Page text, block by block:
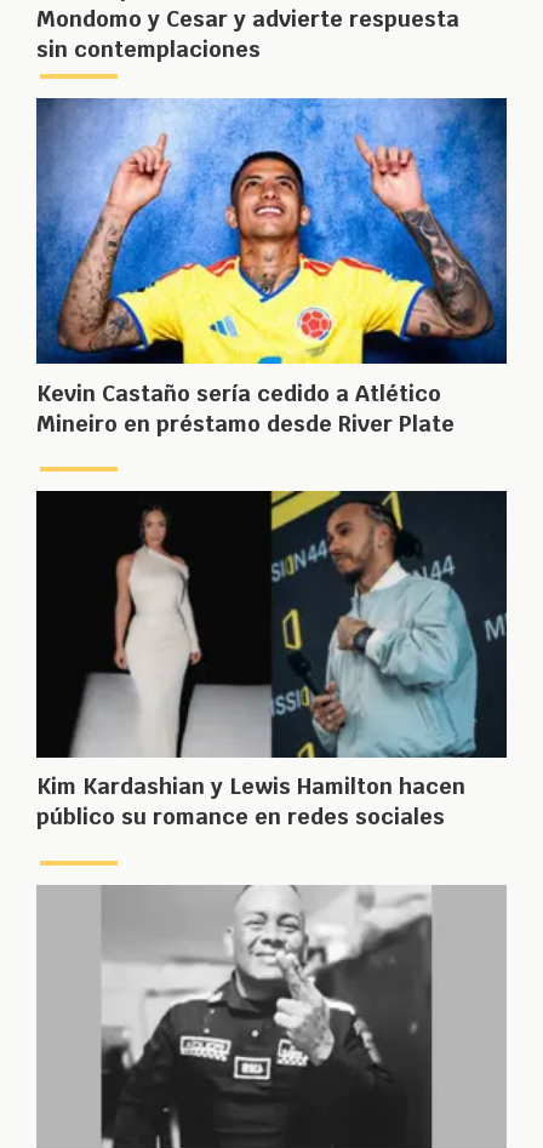
Mondomo y Cesar y advierte respuesta
sin contemplaciones
Kevin Castaño sería cedido a Atlético
Mineiro en préstamo desde River Plate
Kim Kardashian y Lewis Hamilton hacen
público su romance en redes sociales